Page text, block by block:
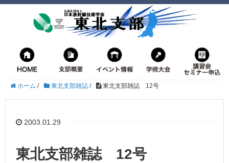
ホーム / 東北支部雑誌 / 東北支部雑誌 12号
2003.01.29
東北支部雑誌 12号